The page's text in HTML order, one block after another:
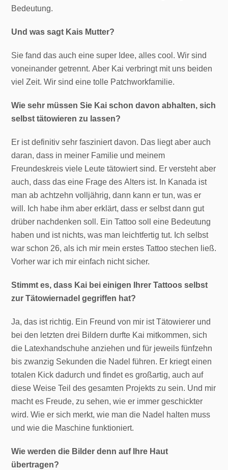
Bedeutung.
Und was sagt Kais Mutter?
Sie fand das auch eine super Idee, alles cool. Wir sind
voneinander getrennt. Aber Kai verbringt mit uns beiden
viel Zeit. Wir sind eine tolle Patchworkfamilie.
Wie sehr müssen Sie Kai schon davon abhalten, sich
selbst tätowieren zu lassen?
Er ist definitiv sehr fasziniert davon. Das liegt aber auch
daran, dass in meiner Familie und meinem
Freundeskreis viele Leute tätowiert sind. Er versteht aber
auch, dass das eine Frage des Alters ist. In Kanada ist
man ab achtzehn volljährig, dann kann er tun, was er
will. Ich habe ihm aber erklärt, dass er selbst dann gut
drüber nachdenken soll. Ein Tattoo soll eine Bedeutung
haben und ist nichts, was man leichtfertig tut. Ich selbst
war schon 26, als ich mir mein erstes Tattoo stechen ließ.
Vorher war ich mir einfach nicht sicher.
Stimmt es, dass Kai bei einigen Ihrer Tattoos selbst
zur Tätowiernadel gegriffen hat?
Ja, das ist richtig. Ein Freund von mir ist Tätowierer und
bei den letzten drei Bildern durfte Kai mitkommen, sich
die Latexhandschuhe anziehen und für jeweils fünfzehn
bis zwanzig Sekunden die Nadel führen. Er kriegt einen
totalen Kick dadurch und findet es großartig, auch auf
diese Weise Teil des gesamten Projekts zu sein. Und mir
macht es Freude, zu sehen, wie er immer geschickter
wird. Wie er sich merkt, wie man die Nadel halten muss
und wie die Maschine funktioniert.
Wie werden die Bilder denn auf Ihre Haut
übertragen?